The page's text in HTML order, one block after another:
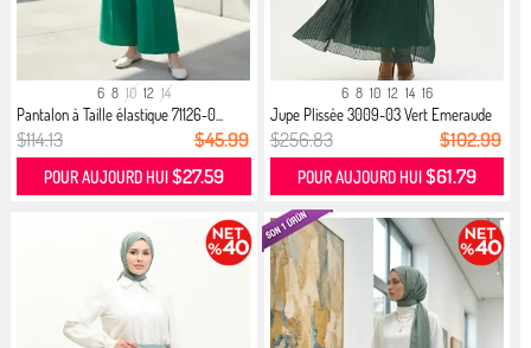
6 8 10 12 14
Pantalon à Taille élastique 71126-0...
$114.13 $45.99
POUR AUJOURD HUI $27.59
6 8 10 12 14 16
Jupe Plissée 3009-03 Vert Emeraude
$256.83 $102.99
POUR AUJOURD HUI $61.79